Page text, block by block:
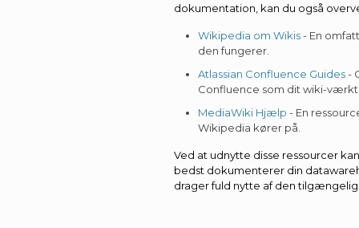
dokumentation, kan du også
Wikipedia om Wikis- En
den fungerer.
Atlassian Confluence Guides-
Confluence som dit wiki-
MediaWiki Hjælp - En
Wikipedia kører på.
Ved at udnytte disse ressourcer
bedst dokumenterer din
drager fuld nytte af den